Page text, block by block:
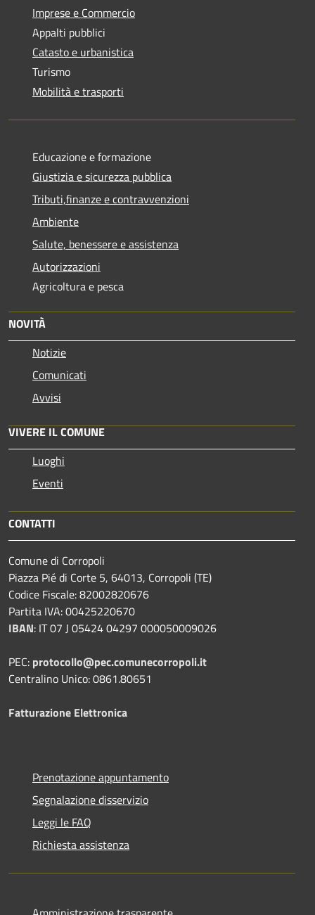
Imprese e Commercio
Appalti pubblici
Catasto e urbanistica
Turismo
Mobilità e trasporti
Educazione e formazione
Giustizia e sicurezza pubblica
Tributi,finanze e contravvenzioni
Ambiente
Salute, benessere e assistenza
Autorizzazioni
Agricoltura e pesca
NOVITÀ
Notizie
Comunicati
Avvisi
VIVERE IL COMUNE
Luoghi
Eventi
CONTATTI
Comune di Corropoli
Piazza Pié di Corte 5, 64013, Corropoli (TE)
Codice Fiscale: 82002820676
Partita IVA: 00425220670
IBAN: IT 07 J 05424 04297 000050009026
PEC: protocollo@pec.comunecorropoli.it
Centralino Unico: 0861.80651
Fatturazione Elettronica
Prenotazione appuntamento
Segnalazione disservizio
Leggi le FAQ
Richiesta assistenza